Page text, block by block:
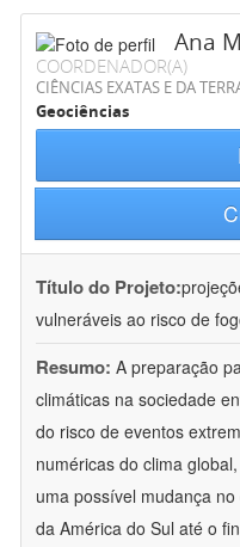
Ana
COORDENADOR(A)
CIÊNCIAS EXATAS E DA
Geociências
Título do Projeto:
vulneráveis ao risco de
Resumo: A preparação
climáticas na sociedade
do risco de eventos
numéricas do clima
uma possível mudança
da América do Sul até o